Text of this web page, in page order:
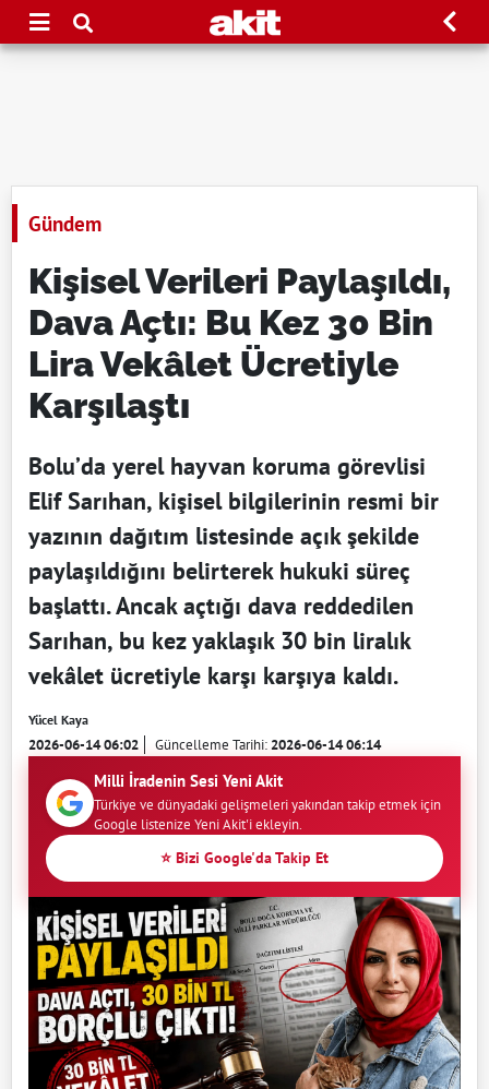
Gündem
Kişisel Verileri Paylaşıldı,
Dava Açtı: Bu Kez 30 Bin
Lira Vekâlet Ücretiyle
Karşılaştı
Bolu’da yerel hayvan koruma görevlisi
Elif Sarıhan, kişisel bilgilerinin resmi bir
yazının dağıtım listesinde açık şekilde
paylaşıldığını belirterek hukuki süreç
başlattı. Ancak açtığı dava reddedilen
Sarıhan, bu kez yaklaşık 30 bin liralık
vekâlet ücretiyle karşı karşıya kaldı.
Yücel Kaya
2026-06-14 06:02 Güncelleme Tarihi:2026-06-14 06:14
Milli İradenin Sesi Yeni Akit
Türkiye ve dünyadaki gelişmeleri yakından takip etmek için
Google listenize Yeni Akit'i ekleyin.
⭐ Bizi Google'da Takip Et